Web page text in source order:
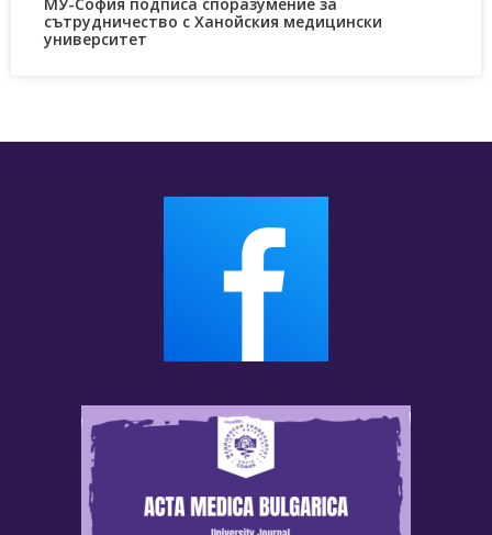
сътрудничество с Ханойския медицински
университет